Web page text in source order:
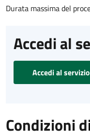
Durata massima del
Accedi al
Accedi al servizio
Condizioni